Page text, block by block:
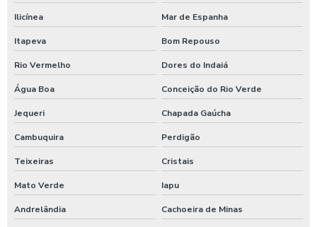
Ilicínea Mar de Espanha
Itapeva Bom Repouso
Rio Vermelho Dores do Indaiá
Água Boa Conceição do Rio Verde
Jequeri Chapada Gaúcha
Cambuquira Perdigão
Teixeiras Cristais
Mato Verde Iapu
Andrelândia Cachoeira de Minas